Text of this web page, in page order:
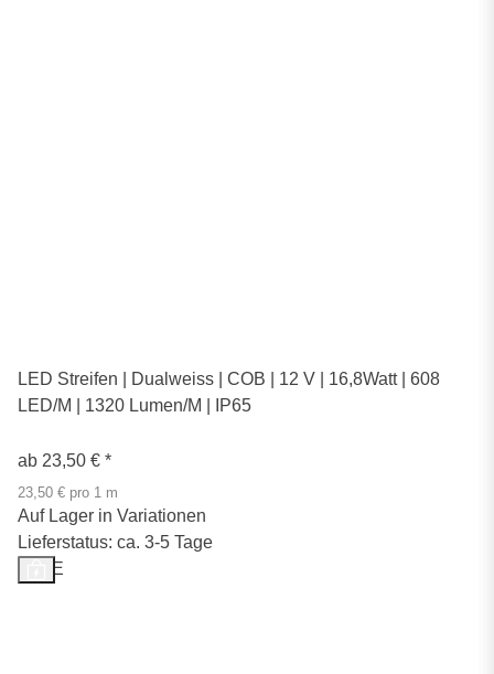
LED Streifen | Dualweiss | COB | 12 V | 16,8Watt | 608
LED/M | 1320 Lumen/M | IP65
ab 23,50 € *
23,50 € pro 1 m
Auf Lager in Variationen
Lieferstatus: ca. 3-5 Tage
SALE